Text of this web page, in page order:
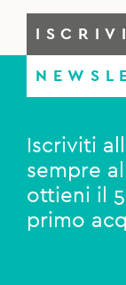
Iscriviti
sempre
ottieni il
primo